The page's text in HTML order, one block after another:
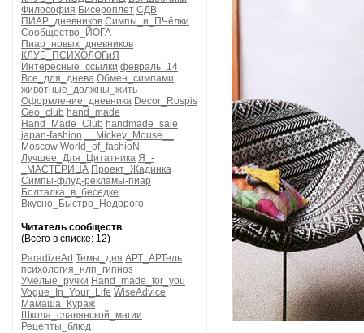
Философия Бисероплет СДВ
ПИАР_дневников Симпы_и_ПЧёлки
Сообщество_ЙОГА
Пиар_новых_дневников
КЛУБ_ПСИХОЛОГиЯ
Интересные_ссылки февраль_14
Все_для_днева Обмен_симпами
животные_должны_жить
Оформление_дневника Decor_Rospis
Geo_club hand_made
Hand_Made_Club handmade_sale
japan-fashion
__Mickey_Mouse__
Moscow World_of_fashioN
Лучшее_Для_Цитатника Я_-
_МАСТЕРИЦА Проект_Жадинка
Симпы-флуд-рекламы-пиар
Болталка_в_беседке
Вкусно_Быстро_Недорого
Читатель сообществ
(Всего в списке: 12)
ParadizeArt Темы_дня АРТ_АРТель
психология_нлп_гипноз
Умелые_ручки Hand_made_for_you
Vogue_In_Your_Life WiseAdvice
Мамаша_Кураж
Школа_славянской_магии
Рецепты_блюд